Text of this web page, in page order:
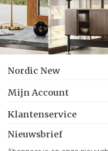
Nordic New
Mijn Account
Klantenservice
Nieuwsbrief